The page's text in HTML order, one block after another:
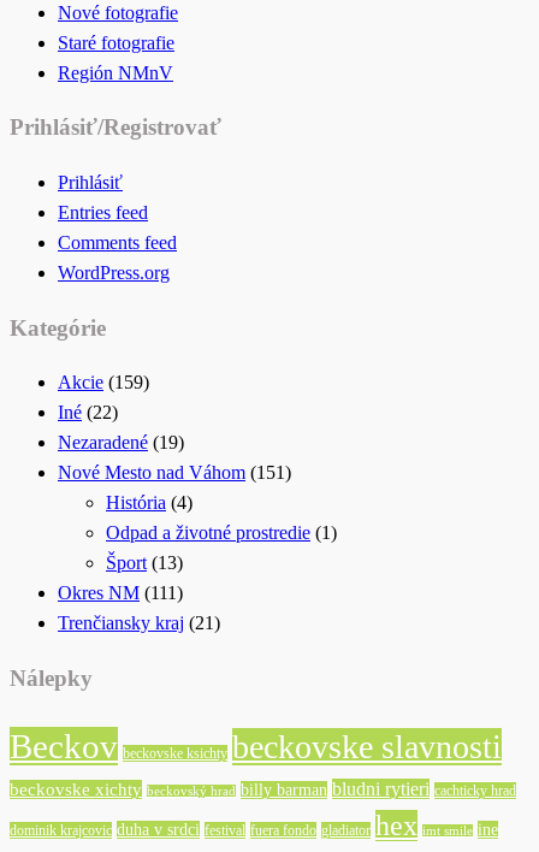
Nové fotografie
Staré fotografie
Región NMnV
Prihlásiť/Registrovať
Prihlásiť
Entries feed
Comments feed
WordPress.org
Kategórie
Akcie (159)
Iné (22)
Nezaradené (19)
Nové Mesto nad Váhom (151)
História (4)
Odpad a životné prostredie (1)
Šport (13)
Okres NM (111)
Trenčiansky kraj (21)
Nálepky
Beckov beckovske ksichty beckovske slavnosti
beckovske xichty beckovský hrad billy barman bludni rytieri cachticky hrad
dominik krajcovic duha v srdci festival fuera fondo gladiator hex imt smile ine